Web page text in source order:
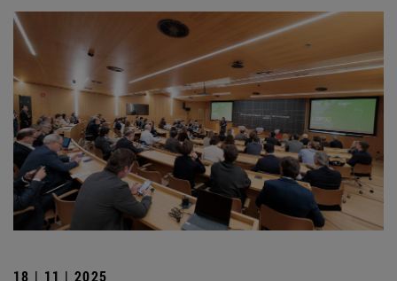
18 | 11 | 2025